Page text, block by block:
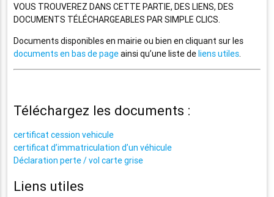
VOUS TROUVEREZ DANS CETTE PARTIE, DES LIENS, DES
DOCUMENTS TÉLÉCHARGEABLES PAR SIMPLE CLICS.
Documents disponibles en mairie ou bien en cliquant sur les
documents en bas de pageainsi qu’une liste deliens utiles.
Téléchargez les documents :
certificat cession vehicule
certificat d’immatriculation d’un véhicule
Déclaration perte / vol carte grise
Liens utiles